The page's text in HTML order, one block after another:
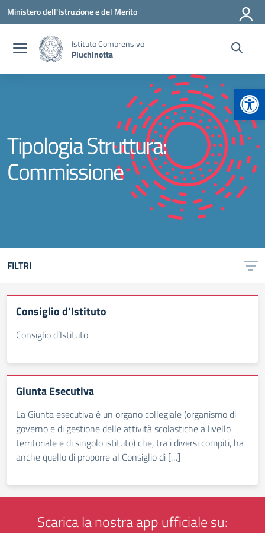
Vai ai contenuti
Vai al menu di navigazione
Vai al footer
Ministero dell'Istruzione e del Merito
Istituto Comprensivo
Pluchinotta
Tipologia Struttura:
Commissione
FILTRI
Consiglio d’Istituto
Consiglio d’Istituto
Giunta Esecutiva
La Giunta esecutiva è un organo collegiale (organismo di
governo e di gestione delle attività scolastiche a livello
territoriale e di singolo istituto) che, tra i diversi compiti, ha
anche quello di proporre al Consiglio di […]
Scarica la nostra app ufficiale su: